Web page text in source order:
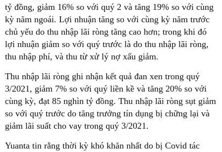
tỷ đồng, giảm 16% so với quý 2 và tăng 19% so với cùng
kỳ năm ngoái. Lợi nhuận tăng so với cùng kỳ năm trước
chủ yếu do thu nhập lãi ròng tăng cao hơn; trong khi đó
lợi nhuận giảm so với quý trước là do thu nhập lãi ròng,
thu nhập phí, và thu từ xử lý nợ xấu giảm.
Thu nhập lãi ròng ghi nhận kết quả đan xen trong quý
3/2021, giảm 7% so với quý liền kề và tăng 20% so với
cùng kỳ, đạt 85 nghìn tỷ đồng. Thu nhập lãi ròng sụt giảm
so với quý trước do tăng trưởng tín dụng bị chững lại và
giảm lãi suất cho vay trong quý 3/2021.
Yuanta tin rằng thời kỳ khó khăn nhất do bị Covid tác